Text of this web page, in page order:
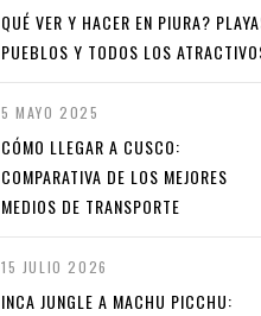
QUÉ VER Y HACER EN PIURA?
PUEBLOS Y TODOS LOS
5 MAYO 2025
CÓMO LLEGAR A CUSCO:
COMPARATIVA DE LOS MEJORES
MEDIOS DE TRANSPORTE
15 JULIO 2026
INCA JUNGLE A MACHU PICCHU: